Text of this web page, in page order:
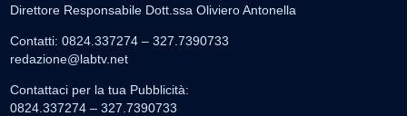
Direttore Responsabile Dott.ssa Oliviero Antonella
Contatti: 0824.337274 – 327.7390733
redazione@labtv.net
Contattaci per la tua Pubblicità:
0824.337274 – 327.7390733